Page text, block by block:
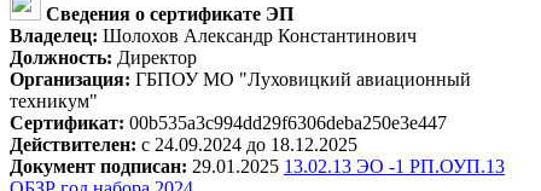
Сведения о сертификате ЭП
Владелец: Шолохов Александр Константинович
Должность: Директор
Организация: ГБПОУ МО "Луховицкий авиационный
техникум"
Сертификат: 00b535a3c994dd29f6306deba250e3e447
Действителен: с 24.09.2024 до 18.12.2025
Документ подписан: 29.01.2025 13.02.13 ЭО -1 РП.ОУП.13